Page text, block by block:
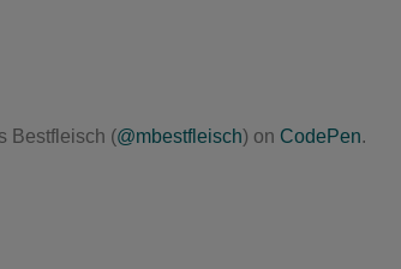
Bestfleisch (@mbestfleisch) on CodePen.